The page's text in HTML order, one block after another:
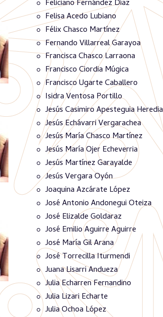
Feliciano Fernández Díaz
Felisa Acedo Lubiano
Félix Chasco Martínez
Fernando Villarreal Garayoa
Francisca Chasco Larraona
Francisco Ciordia Múgica
Francisco Ugarte Caballero
Isidra Ventosa Portillo
Jesús Casimiro Apesteguia Heredia
Jesús Echávarri Vergarachea
Jesús María Chasco Martínez
Jesús María Ojer Echeverria
Jesús Martínez Garayalde
Jesús Vergara Oyón
Joaquina Azcárate López
José Antonio Andonegui Oteiza
José Elizalde Goldaraz
José Emilio Aguirre Aguirre
José María Gil Arana
José Torrecilla Iturmendi
Juana Lisarri Andueza
Julia Echarren Fernandino
Julia Lizari Echarte
Julia Ochoa López